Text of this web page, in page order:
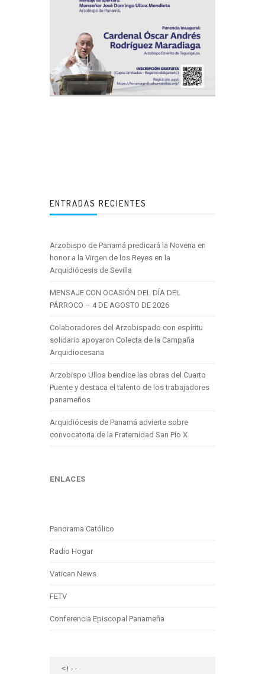
ENTRADAS RECIENTES
Arzobispo de Panamá predicará la Novena en
honor a la Virgen de los Reyes en la
Arquidiócesis de Sevilla
MENSAJE CON OCASIÓN DEL DÍA DEL
PÁRROCO – 4 DE AGOSTO DE 2026
Colaboradores del Arzobispado con espíritu
solidario apoyaron Colecta de la Campaña
Arquidiocesana
Arzobispo Ulloa bendice las obras del Cuarto
Puente y destaca el talento de los trabajadores
panameños
Arquidiócesis de Panamá advierte sobre
convocatoria de la Fraternidad San Pío X
ENLACES
Panorama Católico
Radio Hogar
Vatican News
FETV
Conferencia Episcopal Panameña
<!--